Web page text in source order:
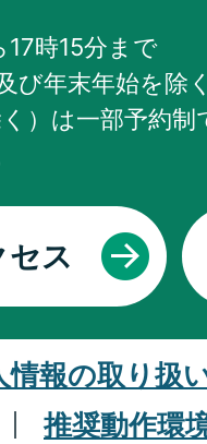
時15分まで
び年末年始を除
）は一部予約
セス
情報の取り扱
推奨動作環